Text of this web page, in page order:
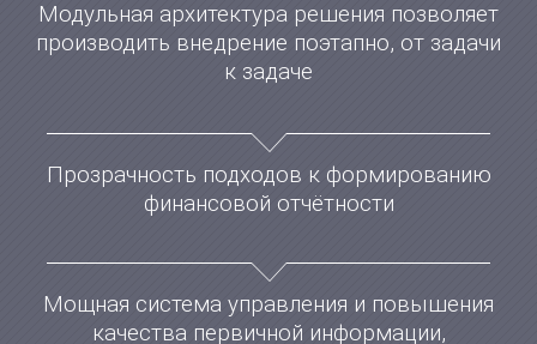
Модульная архитектура решения позволяет
производить внедрение поэтапно, от задачи
к задаче
Прозрачность подходов к формированию
финансовой отчётности
Мощная система управления и повышения
качества первичной информации,